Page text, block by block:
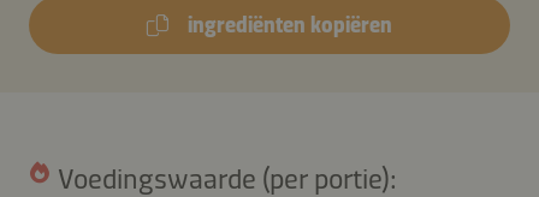
ingrediënten kopiëren
Voedingswaarde (per portie):